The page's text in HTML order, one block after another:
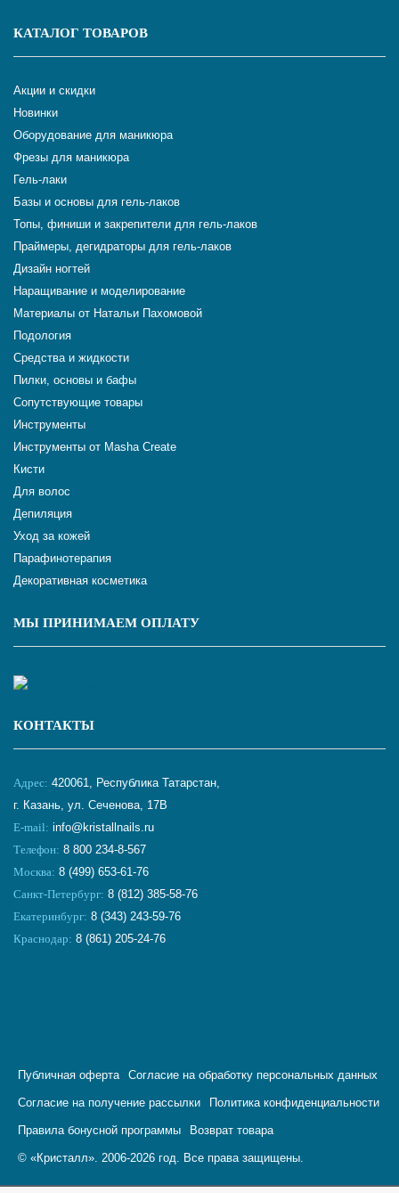
КАТАЛОГ ТОВАРОВ
Акции и скидки
Новинки
Оборудование для маникюра
Фрезы для маникюра
Гель-лаки
Базы и основы для гель-лаков
Топы, финиши и закрепители для гель-лаков
Праймеры, дегидраторы для гель-лаков
Дизайн ногтей
Наращивание и моделирование
Материалы от Натальи Пахомовой
Подология
Средства и жидкости
Пилки, основы и бафы
Сопутствующие товары
Инструменты
Инструменты от Masha Create
Кисти
Для волос
Депиляция
Уход за кожей
Парафинотерапия
Декоративная косметика
МЫ ПРИНИМАЕМ ОПЛАТУ
КОНТАКТЫ
Адрес: 420061, Республика Татарстан,
г. Казань, ул. Сеченова, 17В
E-mail: info@kristallnails.ru
Телефон: 8 800 234-8-567
Москва: 8 (499) 653-61-76
Санкт-Петербург: 8 (812) 385-58-76
Екатеринбург: 8 (343) 243-59-76
Краснодар: 8 (861) 205-24-76
© «Кристалл». 2006-2026 год. Все права защищены.
Публичная оферта Согласие на обработку персональных данных
Согласие на получение рассылки Политика конфиденциальности
Правила бонусной программы Возврат товара